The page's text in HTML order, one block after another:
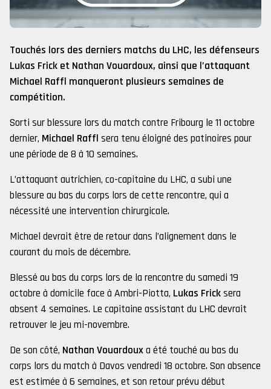
Touchés lors des derniers matchs du LHC, les défenseurs
Lukas Frick et Nathan Vouardoux, ainsi que l’attaquant
Michael Raffl manqueront plusieurs semaines de
compétition.
Sorti sur blessure lors du match contre Fribourg le 11 octobre
dernier, Michael Raffl sera tenu éloigné des patinoires pour
une période de 8 à 10 semaines.
L’attaquant autrichien, co-capitaine du LHC, a subi une
blessure au bas du corps lors de cette rencontre, qui a
nécessité une intervention chirurgicale.
Michael devrait être de retour dans l’alignement dans le
courant du mois de décembre.
Blessé au bas du corps lors de la rencontre du samedi 19
octobre à domicile face à Ambri-Piotta, Lukas Fricksera
absent 4 semaines. Le capitaine assistant du LHC devrait
retrouver le jeu mi-novembre.
De son côté, Nathan Vouardouxa été touché au bas du
corps lors du match à Davos vendredi 18 octobre. Son absence
est estimée à 6 semaines, et son retour prévu début